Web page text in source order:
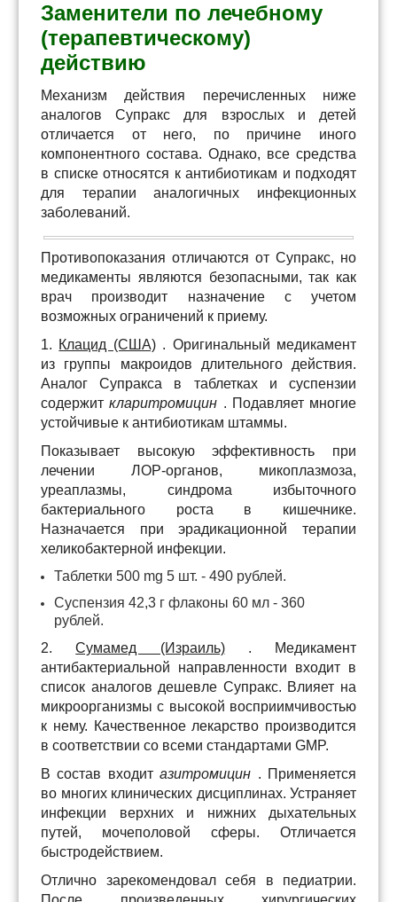
Заменители по лечебному
(терапевтическому)
действию
Механизм действия перечисленных ниже
аналогов Супракс для взрослых и детей
отличается от него, по причине иного
компонентного состава. Однако, все средства
в списке относятся к антибиотикам и подходят
для терапии аналогичных инфекционных
заболеваний.
Противопоказания отличаются от Супракс, но
медикаменты являются безопасными, так как
врач производит назначение с учетом
возможных ограничений к приему.
1. Клацид (США). Оригинальный медикамент
из группы макроидов длительного действия.
Аналог Супракса в таблетках и суспензии
содержиткларитромицин . Подавляет многие
устойчивые к антибиотикам штаммы.
Показывает высокую эффективность при
лечении ЛОР-органов, микоплазмоза,
уреаплазмы, синдрома избыточного
бактериального роста в кишечнике.
Назначается при эрадикационной терапии
хеликобактерной инфекции.
Таблетки 500 mg 5 шт. - 490 рублей.
Суспензия 42,3 г флаконы 60 мл - 360
рублей.
2.Сумамед (Израиль). Медикамент
антибактериальной направленности входит в
список аналогов дешевле Супракс. Влияет на
микроорганизмы с высокой восприимчивостью
к нему. Качественное лекарство производится
в соответствии со всеми стандартами GMP.
В состав входитазитромицин . Применяется
во многих клинических дисциплинах. Устраняет
инфекции верхних и нижних дыхательных
путей, мочеполовой сферы. Отличается
быстродействием.
Отлично зарекомендовал себя в педиатрии.